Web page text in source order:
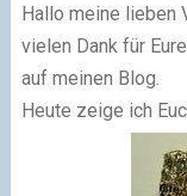
Hallo meine lieben
vielen Dank für
auf meinen Blog.
Heute zeige ich